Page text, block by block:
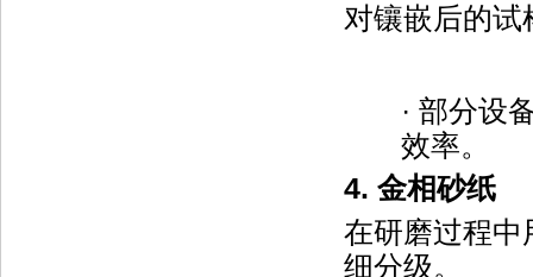
对镶嵌后的
·部分设
效率。
4.金相砂纸
在研磨过程中
细分级。